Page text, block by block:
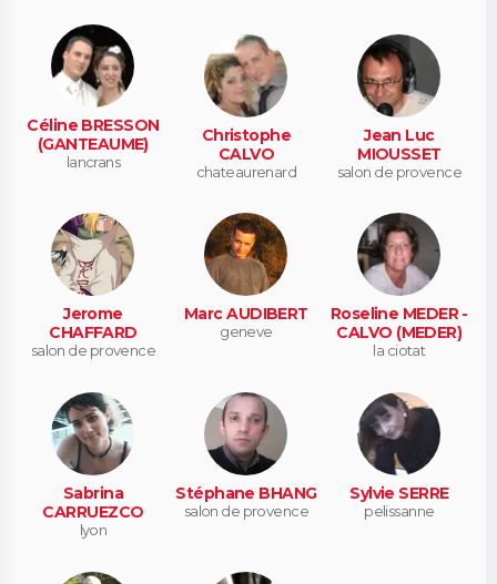
Céline BRESSON
(GANTEAUME)
lancrans
Christophe
CALVO
chateaurenard
Jean Luc
MIOUSSET
salon de provence
Jerome
CHAFFARD
salon de provence
Marc AUDIBERT
geneve
Roseline MEDER -
CALVO (MEDER)
la ciotat
Sabrina
CARRUEZCO
lyon
Stéphane BHANG
salon de provence
Sylvie SERRE
pelissanne